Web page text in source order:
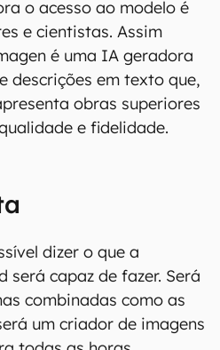
o acesso ao modelo é
e cientistas. Assim
é uma IA geradora
descrições em texto que,
obras superiores
e fidelidade.
dizer o que a
capaz de fazer. Será
combinadas como as
um criador de imagens